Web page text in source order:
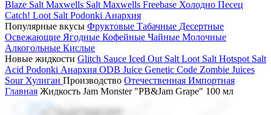
Blaze Salt Maxwells Salt Maxwells Freebase Холодно Песец
Catch! Loot Salt Podonki Анархия
Популярные вкусы Фруктовые Табачные Десертные
Освежающие Ягодные Кофейные Чайные Молочные
Алкогольные Кислые
Новые жидкости Glitch Sauce Iced Out Salt Loot Salt Hotspot Salt
Acid Podonki Анархия ODB Juice Genetic Code Zombie Juices
Sour Хулиган Производство Отечественная Импортная
Главная Жидкость Jam Monster "PB&Jam Grape" 100 мл